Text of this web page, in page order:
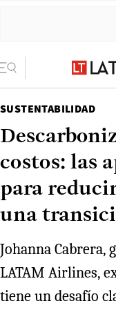
SUSTENTABILIDAD
costos: las
para
una
Johanna Cabrera,
LATAM Airlines,
tiene un desafío